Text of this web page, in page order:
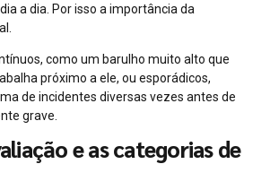
a dia. Por isso a importância da
como um barulho muito alto que
próximo a ele, ou esporádicos,
de incidentes diversas vezes antes de
grave.
e as categorias de